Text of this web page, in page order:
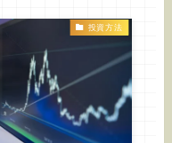
投資方法